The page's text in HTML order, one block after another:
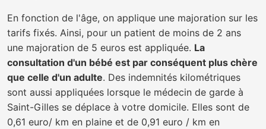
En fonction de l'âge, on applique une majoration sur les
tarifs fixés. Ainsi, pour un patient de moins de 2 ans
une majoration de 5 euros est appliquée. La
consultation d'un bébé est par conséquent plus chère
que celle d'un adulte. Des indemnités kilométriques
sont aussi appliquées lorsque le médecin de garde à
Saint-Gilles se déplace à votre domicile. Elles sont de
0,61 euro/ km en plaine et de 0,91 euro / km en